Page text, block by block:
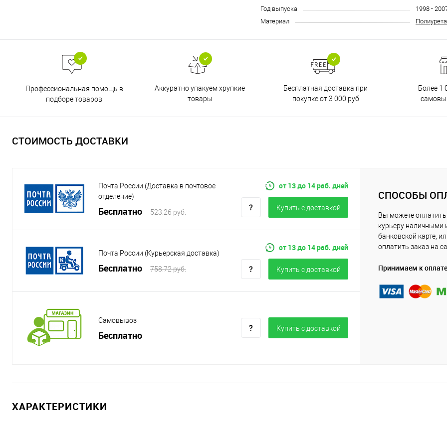
Год выпуска
1998 -
Материал
Профессиональная помощь в
подборе товаров
Аккуратно упакуем хрупкие
товары
Бесплатная доставка при
покупке от 3 000 руб
Более 1
СТОИМОСТЬ ДОСТАВКИ
Почта России (Доставка в почтовое
отделение)
Бесплатно 523.26 руб.
от 13 до 14 раб. дней
Купить c доставкой
Почта России (Курьерская доставка)
Бесплатно 758.72 руб.
от 13 до 14 раб. дней
Купить c доставкой
Самовывоз
Бесплатно
Купить c доставкой
СПОСОБЫ
Вы можете оплатить
курьеру наличными
банковской карте,
оплатить заказ на
Принимаем к оплате
ХАРАКТЕРИСТИКИ